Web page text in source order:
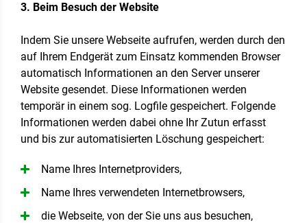
3. Beim Besuch der Website
Indem Sie unsere Webseite aufrufen, werden durch den
auf Ihrem Endgerät zum Einsatz kommenden Browser
automatisch Informationen an den Server unserer
Website gesendet. Diese Informationen werden
temporär in einem sog. Logfile gespeichert. Folgende
Informationen werden dabei ohne Ihr Zutun erfasst
und bis zur automatisierten Löschung gespeichert:
Name Ihres Internetproviders,
Name Ihres verwendeten Internetbrowsers,
die Webseite, von der Sie uns aus besuchen,